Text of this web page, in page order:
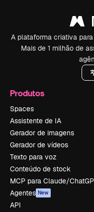
A plataforma criativa
Mais de 1 milhão de
Produtos
Spaces
Assistente de IA
Gerador de imagens
Gerador de vídeos
Texto para voz
Conteúdo de stock
MCP para Claude/
Agentes New
API